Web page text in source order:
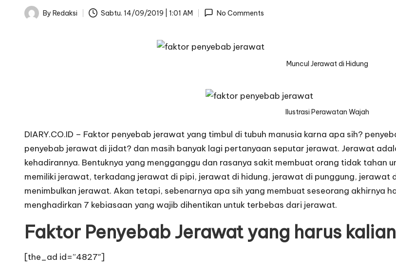
Posted
By Redaksi Sabtu. 14/09/2019 | 1:01 AM No Comments
Muncul Jerawat di Hidung
Ilustrasi Perawatan Wajah
DIARY.CO.ID – Faktor penyebab jerawat yang timbul di tubuh manusia karna apa sih?
penyebab jerawat di jidat? dan masih banyak lagi pertanyaan seputar jerawat. Jerawat
kehadirannya. Bentuknya yang mengganggu dan rasanya sakit membuat orang tidak tahan
memiliki jerawat, terkadang jerawat di pipi, jerawat di hidung, jerawat di punggung,
menimbulkan jerawat. Akan tetapi, sebenarnya apa sih yang membuat seseorang akhirnya
menghadirkan 7 kebiasaan yang wajib dihentikan untuk terbebas dari jerawat.
Faktor Penyebab Jerawat yang harus
[the_ad id=”4827″]